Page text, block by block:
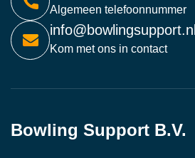
Algemeen telefoonnummer
info@bowlingsupport.nl
Kom met ons in contact
Bowling Support B.V.